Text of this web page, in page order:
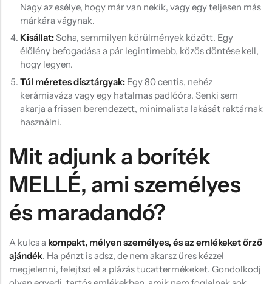
Nagy az esélye, hogy már van nekik, vagy egy teljesen más
márkára vágynak.
Kisállat: Soha, semmilyen körülmények között. Egy
élőlény befogadása a pár legintimebb, közös döntése kell,
hogy legyen.
Túl méretes dísztárgyak: Egy 80 centis, nehéz
kerámiaváza vagy egy hatalmas padlóóra. Senki sem
akarja a frissen berendezett, minimalista lakását raktárnak
használni.
Mit adjunk a boríték
MELLÉ, ami személyes
és maradandó?
A kulcs a kompakt, mélyen személyes, és az emlékeket őrző
ajándék. Ha pénzt is adsz, de nem akarsz üres kézzel
megjelenni, felejtsd el a plázás tucattermékeket. Gondolkodj